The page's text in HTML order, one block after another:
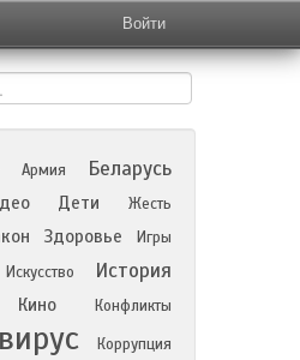
Войти
Армия Беларусь
Дети
Жесть
Здоровье Игры
Искусство История
Кино Конфликты
Коррупция